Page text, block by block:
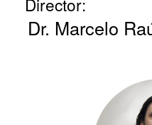
Director:
Dr. Marcelo